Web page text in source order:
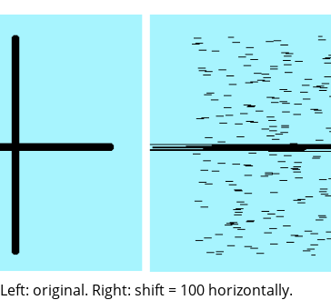
Left: original. Right: shift = 100 horizontally.